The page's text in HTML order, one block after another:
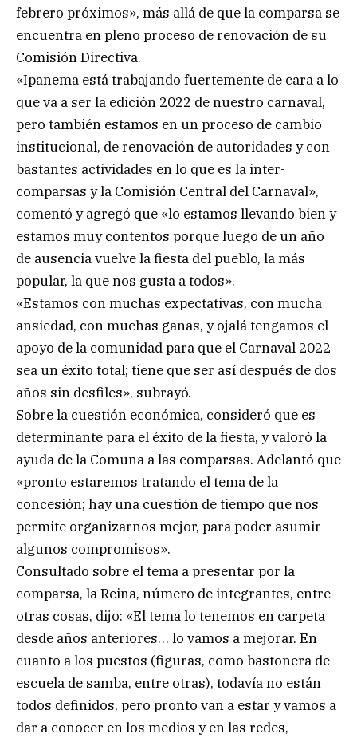
febrero próximos», más allá de que la comparsa se
encuentra en pleno proceso de renovación de su
Comisión Directiva.
«Ipanema está trabajando fuertemente de cara a lo
que va a ser la edición 2022 de nuestro carnaval,
pero también estamos en un proceso de cambio
institucional, de renovación de autoridades y con
bastantes actividades en lo que es la inter-
comparsas y la Comisión Central del Carnaval»,
comentó y agregó que «lo estamos llevando bien y
estamos muy contentos porque luego de un año
de ausencia vuelve la fiesta del pueblo, la más
popular, la que nos gusta a todos».
«Estamos con muchas expectativas, con mucha
ansiedad, con muchas ganas, y ojalá tengamos el
apoyo de la comunidad para que el Carnaval 2022
sea un éxito total; tiene que ser así después de dos
años sin desfiles», subrayó.
Sobre la cuestión económica, consideró que es
determinante para el éxito de la fiesta, y valoró la
ayuda de la Comuna a las comparsas. Adelantó que
«pronto estaremos tratando el tema de la
concesión; hay una cuestión de tiempo que nos
permite organizarnos mejor, para poder asumir
algunos compromisos».
Consultado sobre el tema a presentar por la
comparsa, la Reina, número de integrantes, entre
otras cosas, dijo: «El tema lo tenemos en carpeta
desde años anteriores… lo vamos a mejorar. En
cuanto a los puestos (figuras, como bastonera de
escuela de samba, entre otras), todavía no están
todos definidos, pero pronto van a estar y vamos a
dar a conocer en los medios y en las redes,